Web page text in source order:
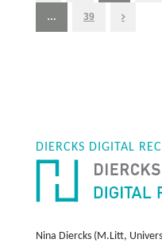
… 39
DIERCKS DIGITAL
Nina Diercks (M.Litt,